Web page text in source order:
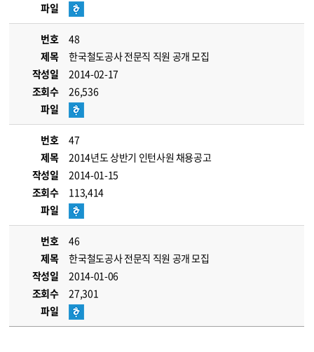
파일
번호
48
제목
한국철도공사 전문직 직원 공개 모집
작성일
2014-02-17
조회수
26,536
파일
번호
47
제목
2014년도 상반기 인턴사원 채용공고
작성일
2014-01-15
조회수
113,414
파일
번호
46
제목
한국철도공사 전문직 직원 공개 모집
작성일
2014-01-06
조회수
27,301
파일